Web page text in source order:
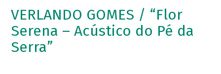
VERLANDO GOMES / “Flor
Serena – Acústico do Pé da
Serra”